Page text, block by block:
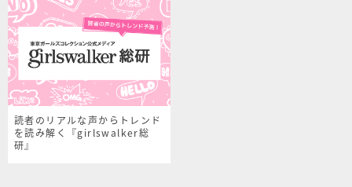
読者のリアルな声からトレンド
を読み解く『girlswalker総
研』